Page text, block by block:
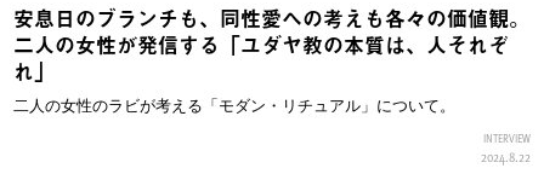
安息日のブランチも、同性愛への考えも各々の価値観。
二人の女性が発信する「ユダヤ教の本質は、人それぞ
れ」
二人の女性のラビが考える「モダン・リチュアル」について。
INTERVIEW
2024.8.22